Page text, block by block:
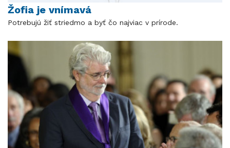
Žofia je vnímavá
Potrebujú žiť striedmo a byť čo najviac v prírode.